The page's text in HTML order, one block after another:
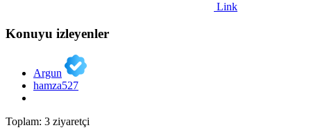
Link
Konuyu izleyenler
Argun
hamza527
Toplam: 3 ziyaretçi